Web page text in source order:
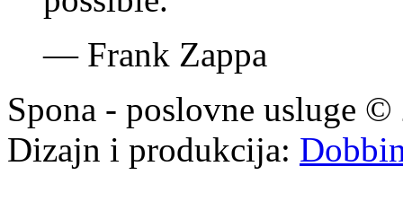
—Frank Zappa
Spona - poslovne usluge
Dizajn i produkcija: